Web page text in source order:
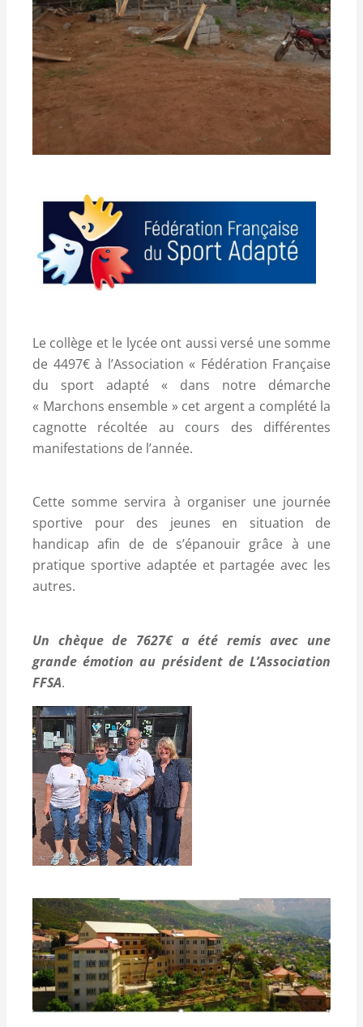
Le collège et le lycée ont aussi versé une somme
de 4497€ à l’Association « Fédération Française
du sport adapté « dans notre démarche
« Marchons ensemble » cet argent a complété la
cagnotte récoltée au cours des différentes
manifestations de l’année.
Cette somme servira à organiser une journée
sportive pour des jeunes en situation de
handicap afin de de s’épanouir grâce à une
pratique sportive adaptée et partagée avec les
autres.
Un chèque de 7627€ a été remis avec une
grande émotion au président de L’Association
FFSA.